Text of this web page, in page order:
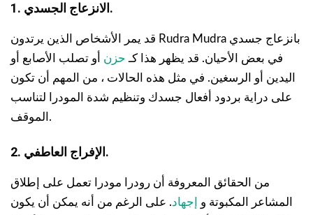
1. الانزعاج الجسدي.
قد يمر الأشخاص الذين يرتدون Rudra Mudra بانزعاج جسدي
في بعض الأحيان. قد يظهر هذا كـ حزن
أو تصلب الأصابع أو
اليدين أو الرسغين. في مثل هذه الحالات ، من المهم أن تكون
على دراية بردود أفعال جسدك وتنظيم شدة المودرا لتناسب
الموقف.
2. الإفراج العاطفي.
من الحقائق المعروفة أن رودرا مودرا تعمل على إطلاق
المشاعر المكبوتة و
إجهاد. على الرغم من أنه يمكن أن يكون